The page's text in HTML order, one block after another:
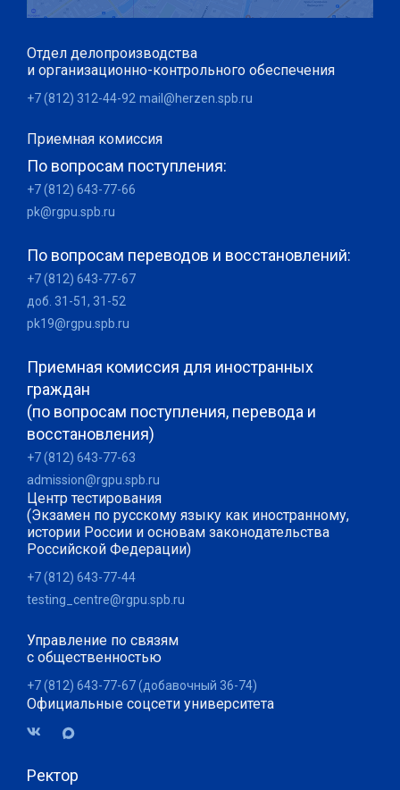
Отдел делопроизводства
и организационно-контрольного обеспечения
+7 (812) 312-44-92 mail@herzen.spb.ru
Приемная комиссия
По вопросам поступления:
+7 (812) 643-77-66
pk@rgpu.spb.ru
По вопросам переводов и восстановлений:
+7 (812) 643-77-67
доб. 31-51, 31-52
pk19@rgpu.spb.ru
Приемная комиссия для иностранных
граждан
(по вопросам поступления, перевода и
восстановления)
+7 (812) 643-77-63
admission@rgpu.spb.ru
Центр тестирования
(Экзамен по русскому языку как иностранному,
истории России и основам законодательства
Российской Федерации)
+7 (812) 643-77-44
testing_centre@rgpu.spb.ru
Управление по связям
с общественностью
+7 (812) 643-77-67 (добавочный 36-74)
Официальные соцсети университета
Ректор